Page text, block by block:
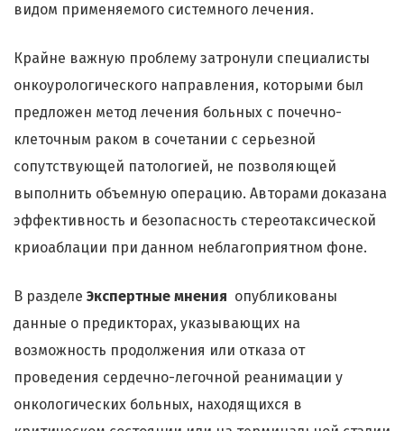
видом применяемого системного лечения.
Крайне важную проблему затронули специалисты
онкоурологического направления, которыми был
предложен метод лечения больных с почечно-
клеточным раком в сочетании с серьезной
сопутствующей патологией, не позволяющей
выполнить объемную операцию. Авторами доказана
эффективность и безопасность стереотаксической
криоаблации при данном неблагоприятном фоне.
В разделе Экспертные мнения опубликованы
данные о предикторах, указывающих на
возможность продолжения или отказа от
проведения сердечно-легочной реанимации у
онкологических больных, находящихся в